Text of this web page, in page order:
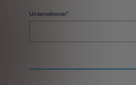
Unternehmen*